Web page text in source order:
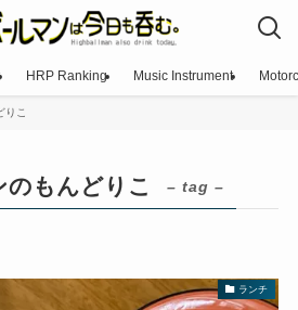
HRP Ranking Music Instrument
りこ
もんどりこ – tag –
ランチ